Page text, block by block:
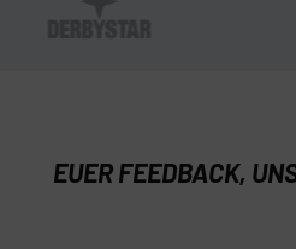
EUER FEEDBACK,